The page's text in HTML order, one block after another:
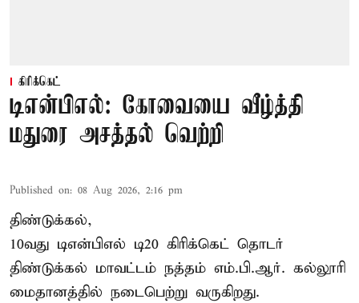
கிரிக்கெட்
டிஎன்பிஎல்: கோவையை வீழ்த்தி
மதுரை அசத்தல் வெற்றி
Published on: 08 Aug 2026, 2:16 pm
திண்டுக்கல்,
10வது டிஎன்பிஎல் டி20 கிரிக்கெட் தொடர்
திண்டுக்கல் மாவட்டம் நத்தம் எம்.பி.ஆர். கல்லூரி
மைதானத்தில் நடைபெற்று வருகிறது.